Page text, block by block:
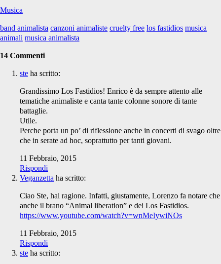
Musica
band animalista canzoni animaliste cruelty free los fastidios musica
animali musica animalista
14 Commenti
ste ha scritto:
Grandissimo Los Fastidios! Enrico è da sempre attento alle
tematiche animaliste e canta tante colonne sonore di tante
battaglie.
Utile.
Perche porta un po’ di riflessione anche in concerti di svago oltre
che in serate ad hoc, soprattutto per tanti giovani.
11 Febbraio, 2015
Rispondi
Veganzetta ha scritto:
Ciao Ste, hai ragione. Infatti, giustamente, Lorenzo fa notare che
anche il brano “Animal liberation” e dei Los Fastidios.
https://www.youtube.com/watch?v=wnMeIywiNOs
11 Febbraio, 2015
Rispondi
ste ha scritto: